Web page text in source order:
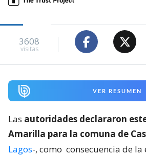
3608
visitas
VER RESUMEN
Las autoridades declararon
Amarilla para la comuna de
Lagos-, como consecuencia de la